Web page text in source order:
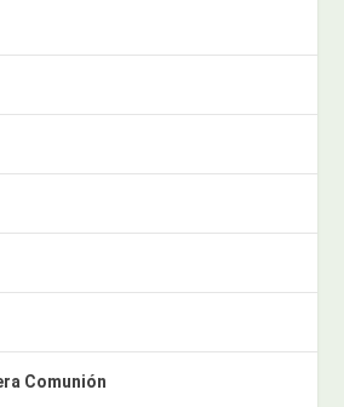
Comunión